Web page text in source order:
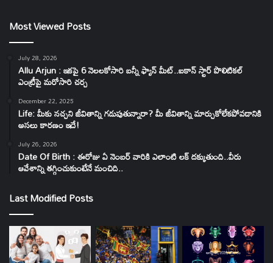
Most Viewed Posts
July 28, 2026
Allu Arjun : ఇకపై 6 నెలలకోసారి బన్నీ ఫ్యాన్ మీట్..ఐకాన్ స్టార్ పొలిటికల్
ఎంట్రీపై మరోసారి చర్చ
December 22, 2025
Life: మీకు నచ్చని జీవితాన్ని గడుపుతున్నారా? మీ జీవితాన్ని మార్చుకోలేకపోవడానికి
అసలు కారణం ఇదే!
July 26, 2026
Date Of Birth : ఈరోజు ఏ నెంబర్ వారికి ఎలాంటి లక్ దక్కుతుంది..వీరు
ఆవేశాన్ని తగ్గించుకుంటేనే మంచిది..
Last Modified Posts